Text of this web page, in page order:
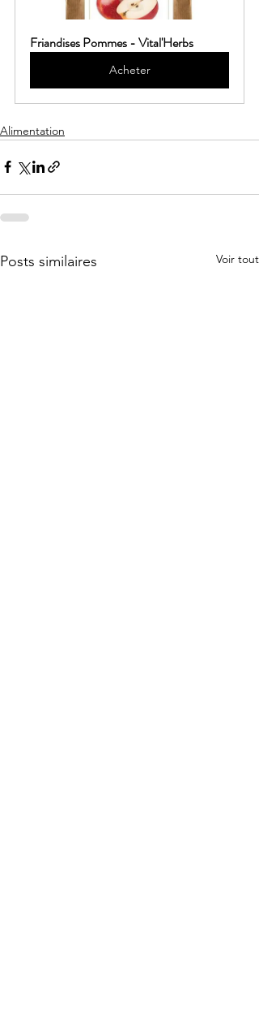
Friandises Pommes - Vital'Herbs
Acheter
Alimentation
Posts similaires Voir tout